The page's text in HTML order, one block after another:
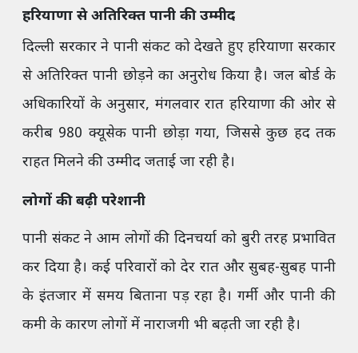
हरियाणा से अतिरिक्त पानी की उम्मीद
दिल्ली सरकार ने पानी संकट को देखते हुए हरियाणा सरकार
से अतिरिक्त पानी छोड़ने का अनुरोध किया है। जल बोर्ड के
अधिकारियों के अनुसार, मंगलवार रात हरियाणा की ओर से
करीब 980 क्यूसेक पानी छोड़ा गया, जिससे कुछ हद तक
राहत मिलने की उम्मीद जताई जा रही है।
लोगों की बढ़ी परेशानी
पानी संकट ने आम लोगों की दिनचर्या को बुरी तरह प्रभावित
कर दिया है। कई परिवारों को देर रात और सुबह-सुबह पानी
के इंतजार में समय बिताना पड़ रहा है। गर्मी और पानी की
कमी के कारण लोगों में नाराजगी भी बढ़ती जा रही है।